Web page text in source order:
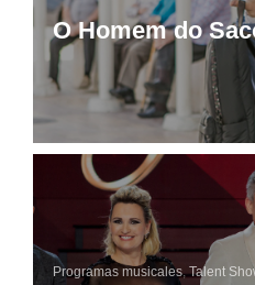
O Homem do
Programas musicales,Talent